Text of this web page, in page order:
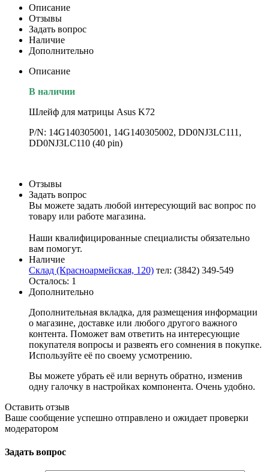
Описание
Отзывы
Задать вопрос
Наличие
Дополнительно
Описание
В наличии
Шлейф для матрицы Asus K72
P/N: 14G140305001, 14G140305002, DD0NJ3LC111,
DD0NJ3LC110 (40 pin)
Отзывы
Задать вопрос
Вы можете задать любой интересующий вас вопрос по
товару или работе магазина.
Наши квалифицированные специалисты обязательно
вам помогут.
Наличие
Склад (Красноармейская, 120) тел: (3842) 349-549
Осталось: 1
Дополнительно
Дополнительная вкладка, для размещения информации
о магазине, доставке или любого другого важного
контента. Поможет вам ответить на интересующие
покупателя вопросы и развеять его сомнения в покупке.
Используйте её по своему усмотрению.
Вы можете убрать её или вернуть обратно, изменив
одну галочку в настройках компонента. Очень удобно.
Оставить отзыв
Ваше сообщение успешно отправлено и ожидает проверки
модератором
Задать вопрос